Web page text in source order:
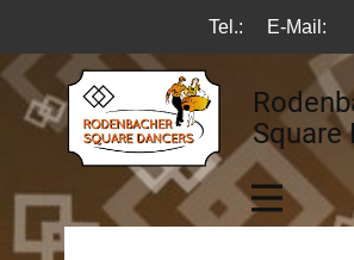
Tel.: E-Mail:
Square